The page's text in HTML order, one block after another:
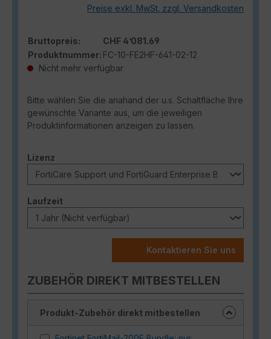
Preise exkl. MwSt. zzgl. Versandkosten
Bruttopreis:
CHF 4’081.69
Produktnummer: FC-10-FE2HF-641-02-12
Nicht mehr verfügbar
Bitte wählen Sie die anahand der u.s. Schaltfläche Ihre
gewünschte Variante aus, um die jeweiligen
Produktinformationen anzeigen zu lassen.
Lizenz
Laufzeitauswählen
Kontaktieren Sie uns
ZUBEHÖR DIREKT MITBESTELLEN
Produkt-Zubehör direkt mitbestellen